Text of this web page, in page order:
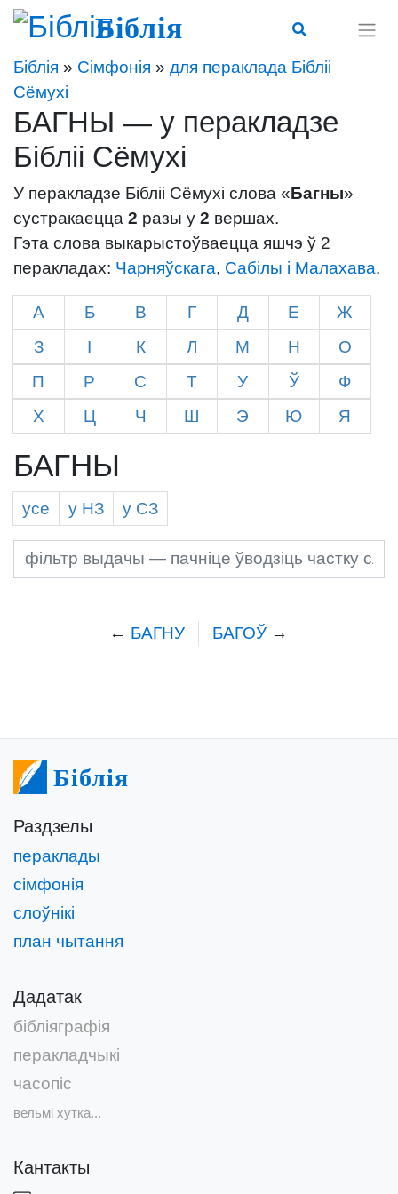
Біблія
Біблія » Сімфонія » для пераклада Бібліі
Сёмухі
БАГНЫ — у перакладзе
Бібліі Сёмухі
У перакладзе Бібліі Сёмухі слова «Багны»
сустракаецца 2 разы у 2 вершах.
Гэта слова выкарыстоўваецца яшчэ ў 2
перакладах: Чарняўскага, Сабілы і Малахава.
А Б В Г Д Е
Ж
З
І К Л М Н
О
П
Р С Т У Ў
Ф
Х
Ц Ч Ш Э Ю Я
БАГНЫ
усе у НЗ у СЗ
← БАГНУ БАГОЎ →
Біблія
Раздзелы
пераклады
сімфонія
слоўнікі
план чытання
Дадатак
бібліяграфія
перакладчыкі
часопіс
вельмі хутка...
Кантакты